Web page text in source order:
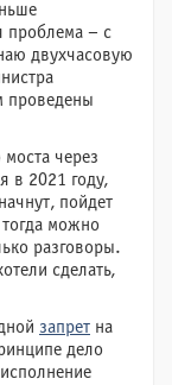
проблема – с
двухчасовую
проведены
моста через
в 2021 году,
пойдет
можно
разговоры.
сделать,
запрет на
дело